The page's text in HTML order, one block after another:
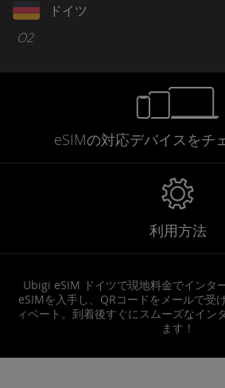
ドイツ
O2
eSIMの対応デバイスをチ
利用方法
Ubigi eSIM ドイツで現地料金でインタ
eSIMを入手し、QRコードをメールで受
ィベート。到着後すぐにスムーズなイン
ます！